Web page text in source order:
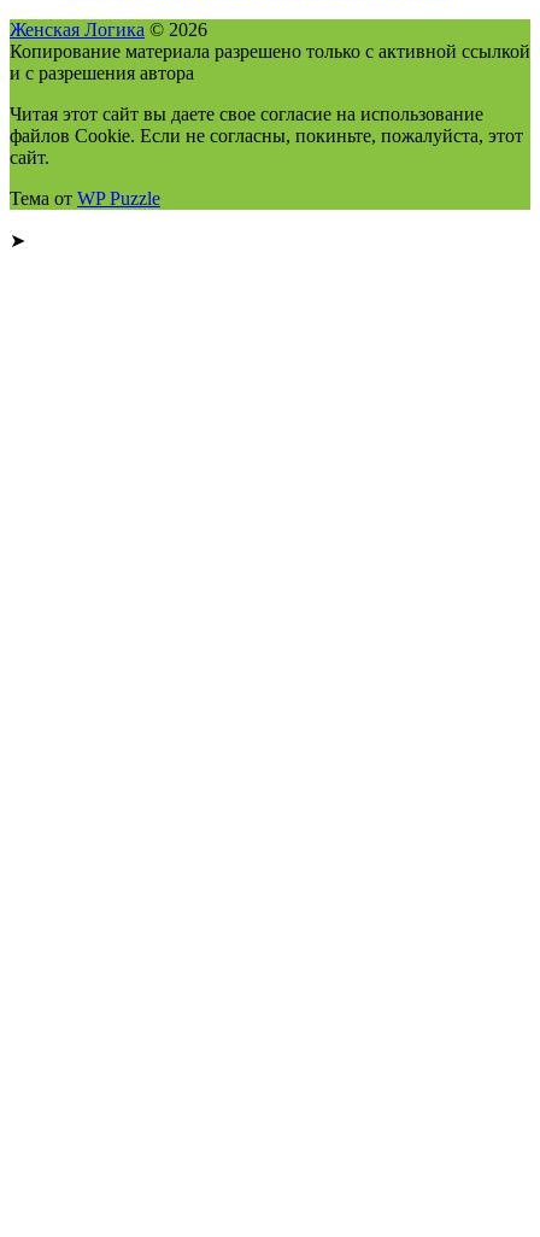
Женская Логика © 2026
Копирование материала разрешено только с активной ссылкой
и с разрешения автора
Читая этот сайт вы даете свое согласие на использование
файлов Cookie. Если не согласны, покиньте, пожалуйста, этот
сайт.
Тема от WP Puzzle
➤